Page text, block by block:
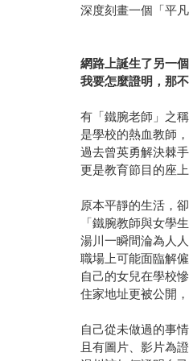
深度刻畫一個「平
網路上誕生了另一個
我要怎麼證明，那
有「鐵腕老師」之稱
是學校的熱血教師
過去曾英勇解決棘
更是教育節目的座
原本平靜的生活，
「鐵腕教師與女學
湯川一瞬間淪為人
職場上可能面臨解
自己的女兒在學校
住家地址更被公開
自己從未做過的事
且有圖片、影片為